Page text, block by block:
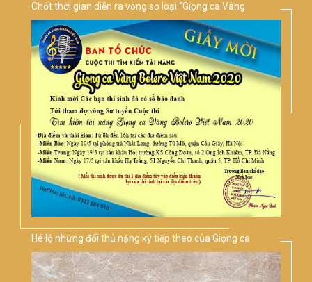
Chốt thời gian diễn ra vòng sơ loại “Giọng ca Vàng
Bolero Việt Nam 2020"
Hé lộ những đối thủ nặng ký tiếp theo của Giọng ca
Vàng Bolero Việt Nam 2020